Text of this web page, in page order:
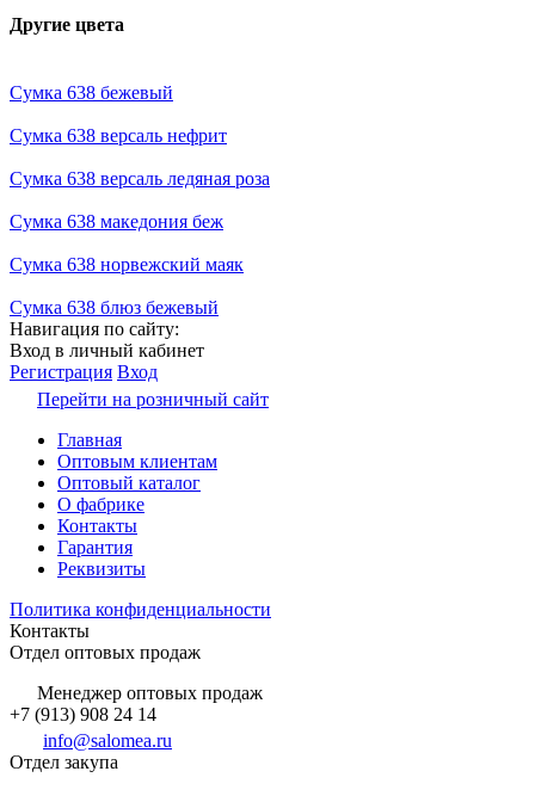
Другие цвета
Сумка 638 бежевый
Сумка 638 версаль нефрит
Сумка 638 версаль ледяная роза
Сумка 638 македония беж
Сумка 638 норвежский маяк
Сумка 638 блюз бежевый
Навигация по сайту:
Вход в личный кабинет
Регистрация Вход
Перейти на розничный сайт
Главная
Оптовым клиентам
Оптовый каталог
О фабрике
Контакты
Гарантия
Реквизиты
Политика конфиденциальности
Контакты
Отдел оптовых продаж
Менеджер оптовых продаж
+7 (913) 908 24 14
info@salomea.ru
Отдел закупа